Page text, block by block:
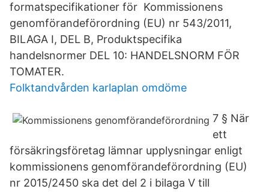
formatspecifikationer för Kommissionens
genomförandeförordning (EU) nr 543/2011,
BILAGA I, DEL B, Produktspecifika
handelsnormer DEL 10: HANDELSNORM FÖR
TOMATER.
Folktandvården karlaplan omdöme
7 § När
ett
försäkringsföretag lämnar upplysningar enligt
kommissionens genomförandeförordning (EU)
nr 2015/2450 ska det del 2 i bilaga V till